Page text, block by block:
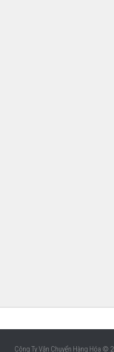
Công Ty Vận Chuyển Hàng Hóa ©